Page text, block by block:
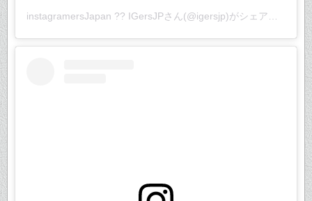
instagramersJapan ?? IGersJPさん(@igersjp)がシェアした投稿 –